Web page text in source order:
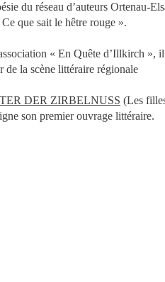
du réseau d’auteurs Ortenau-
que sait le hêtre rouge ».
« En Quête d’Illkirch », il
de la scène littéraire régionale
DER ZIRBELNUSS (Les
son premier ouvrage littéraire.